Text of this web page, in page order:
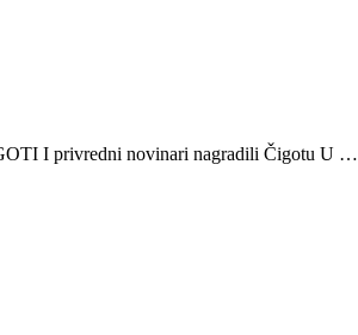
I privredni novinari nagradili Čigotu U …